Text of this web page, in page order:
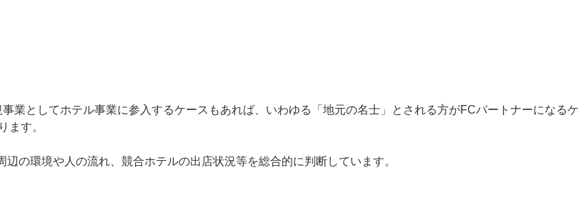
としてホテル事業に参入するケースもあれば、いわゆる「地元の名士」とされる方がFCパートナーになるケ
ます。
の環境や人の流れ、競合ホテルの出店状況等を総合的に判断しています。